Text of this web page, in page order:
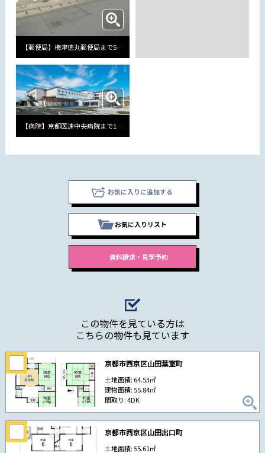
【郵便局】梅津徳丸郵便局まで567m
【病院】京都医連中央病院まで1418m
お気に入りに追加する
お気に入りリスト
この物件を見ている方は
こちらの物件も見ています
京都市西京区山田葉室町
土地面積: 64.53㎡
建物面積: 55.84㎡
間取り: 4DK
京都市西京区山田出口町
土地面積: 55.61㎡